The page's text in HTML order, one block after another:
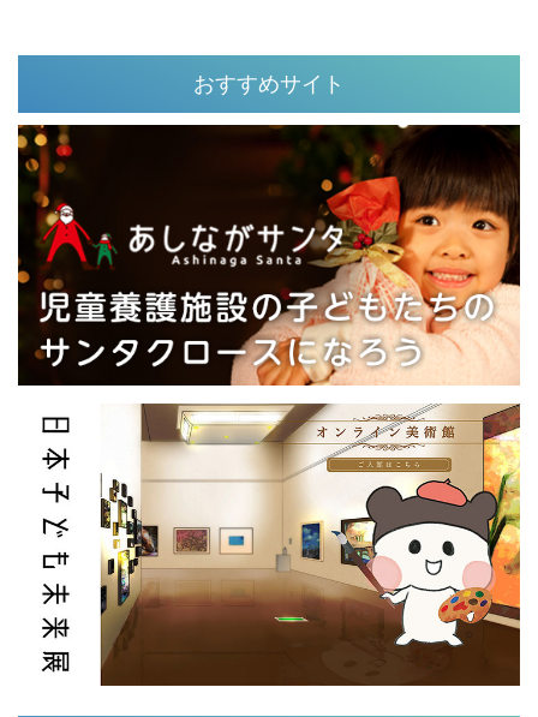
おすすめサイト